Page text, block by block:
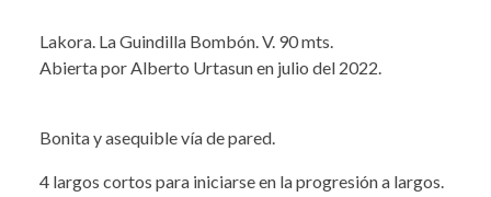
Lakora. La Guindilla Bombón. V. 90 mts.
Abierta por Alberto Urtasun en julio del 2022.
Bonita y asequible vía de pared.
4 largos cortos para iniciarse en la progresión a largos.